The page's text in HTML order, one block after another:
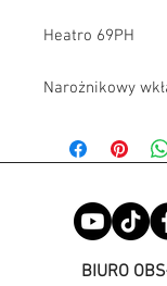
Heatro 69PH
Narożnikowy
akumulacyjną i
podnoszenia
panoramiczne
przeszkleniem
ognia. Uchwyt
BIURO